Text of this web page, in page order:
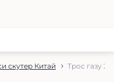
скутер Китай Трос газу